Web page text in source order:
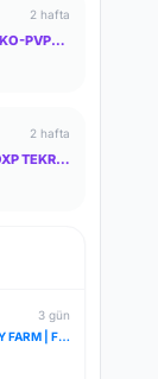
2 hafta
-- FLAMEBOT KOXP USKO-PVP-STEAM GEÇERLİ PRİVETE KOXP--
2 hafta
ZEDBOT USKO-PVP KOXP TEKRAR SİZLERLE!
3 gün
AZRAILKO.COM.TR | V2 EASY FARM | FULL PUS | ŞİMDİ AÇILDI | İNDİR BAŞLA